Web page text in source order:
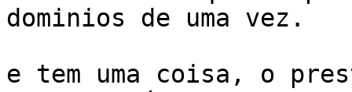
dominios de uma vez.
e tem uma coisa, o